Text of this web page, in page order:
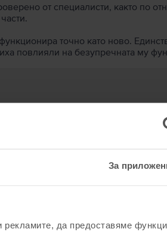
За
рекламите, да предоставяме
от специалисти, както по
точно като ново.
повлияли на безупречната му
търсене